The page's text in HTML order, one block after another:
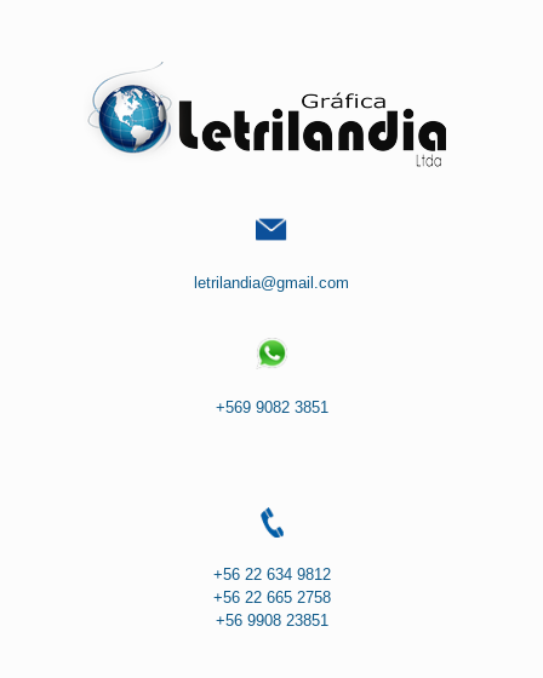
letrilandia@gmail.com
+569 9082 3851
+56 22 634 9812
+56 22 665 2758
+56 9908 23851